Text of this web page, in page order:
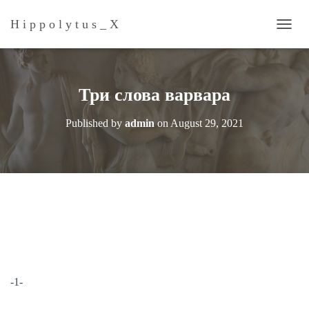
H i p p o l y t u s _ Х
O
Три слова варвара
Published by admin on August 29, 2021
-1-